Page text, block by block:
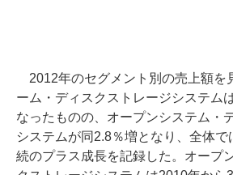
2012年のセグメント別の売上額を
ーム・ディスクストレージシステム
なったものの、オープンシステム・
システムが同2.8％増となり、全体
続のプラス成長を記録した。オープ